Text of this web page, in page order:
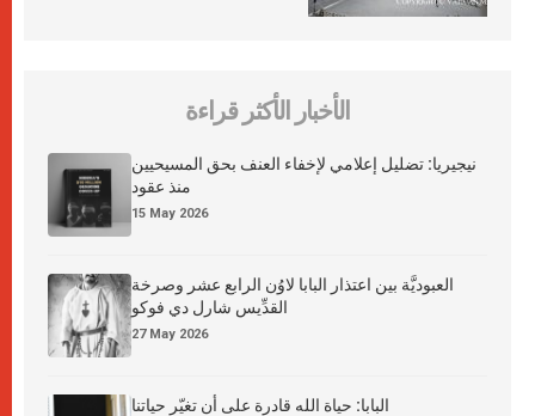
الأخبار الأكثر قراءة
نيجيريا: تضليل إعلامي لإخفاء العنف بحق المسيحيين
منذ عقود
15 May 2026
العبوديَّة بين اعتذار البابا لاوُن الرابع عشر وصرخة
القدِّيس شارل دي فوكو
27 May 2026
البابا: حياة الله قادرة على أن تغيّر حياتنا